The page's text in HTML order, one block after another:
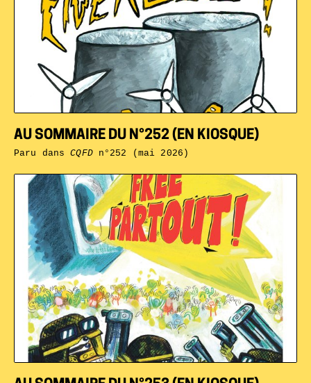
AU SOMMAIRE DU N°252 (EN KIOSQUE)
Paru dansCQFDn°252 (mai 2026)